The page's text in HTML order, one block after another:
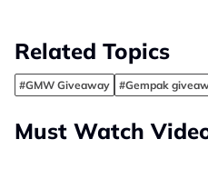
Related Topics
#GMW Giveaway #Gempak
Must Watch